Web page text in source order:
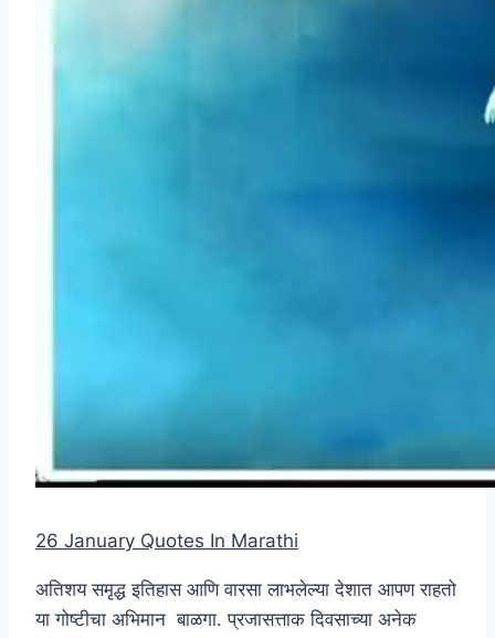
26 January Quotes In Marathi
अतिशय समृद्ध इतिहास आणि वारसा लाभलेल्या देशात आपण राहतो
या गोष्टीचा अभिमान बाळगा. प्रजासत्ताक दिवसाच्या अनेक